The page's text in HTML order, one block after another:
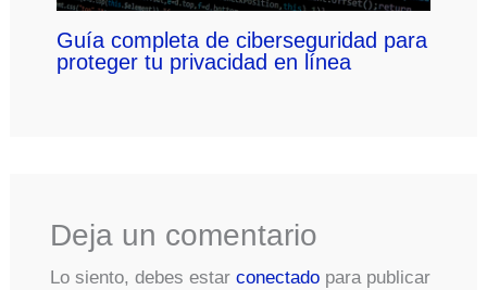
Guía completa de ciberseguridad para
proteger tu privacidad en línea
Deja un comentario
Lo siento, debes estar conectadopara publicar